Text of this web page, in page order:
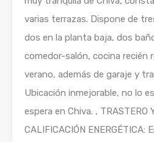
varias terrazas. Dispone de
dos en la planta baja, dos
comedor-salón, cocina recién
verano, además de garaje y
Ubicación inmejorable, no lo
espera en Chiva. , TRASTERO
CALIFICACIÓN ENERGÉTICA: